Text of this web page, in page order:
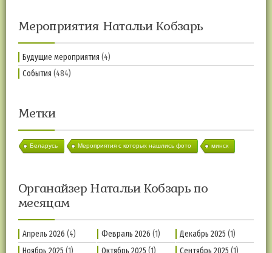
Мероприятия Натальи Кобзарь
Будущие мероприятия (4)
События (484)
Метки
Беларусь Мероприятия с которых нашлись фото минск
Органайзер Натальи Кобзарь по
месяцам
Апрель 2026 (4) Февраль 2026 (1) Декабрь 2025 (1)